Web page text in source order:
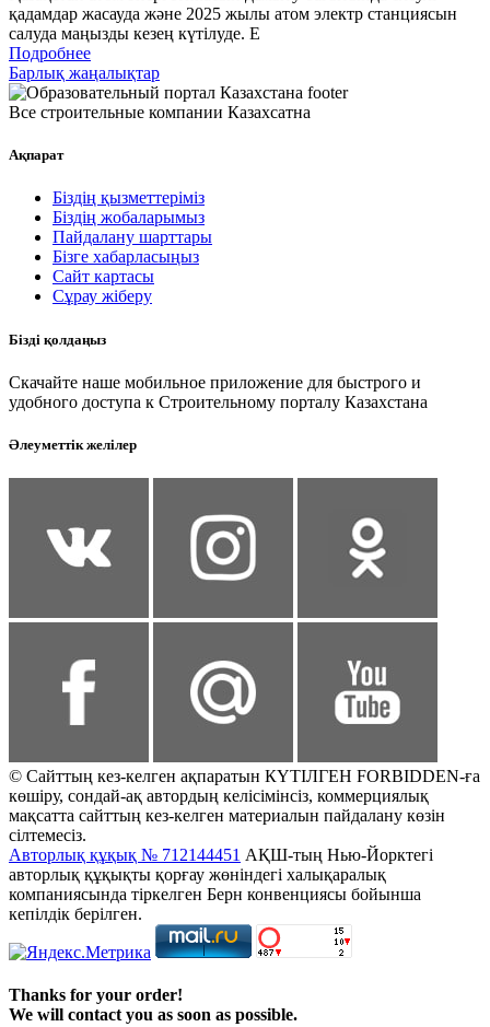
қадамдар жасауда және 2025 жылы атом электр станциясын
салуда маңызды кезең күтілуде. Е
Подробнее
Барлық жаңалықтар
Все строительные компании Казахсатна
Ақпарат
Біздің қызметтеріміз
Біздің жобаларымыз
Пайдалану шарттары
Бізге хабарласыңыз
Сайт картасы
Сұрау жіберу
Бізді қолдаңыз
Скачайте наше мобильное приложение для быстрого и
удобного доступа к Строительному порталу Казахстана
Әлеуметтік желілер
© Сайттың кез-келген ақпаратын КҮТІЛГЕН FORBIDDEN-ға
көшіру, сондай-ақ автордың келісімінсіз, коммерциялық
мақсатта сайттың кез-келген материалын пайдалану көзін
сілтемесіз.
Авторлық құқық № 712144451 АҚШ-тың Нью-Йорктегі
авторлық құқықты қорғау жөніндегі халықаралық
компаниясында тіркелген Берн конвенциясы бойынша
кепілдік берілген.
Thanks for your order!
We will contact you as soon as possible.